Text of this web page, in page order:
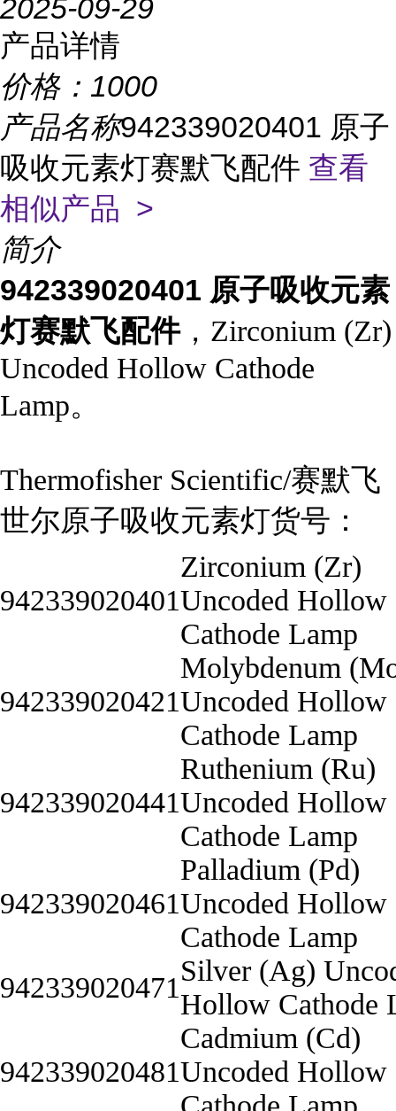
2025-09-29
产品详情
价格： 1000
产品名称942339020401 原子
吸收元素灯赛默飞配件 查看
相似产品 >
简介
942339020401 原子吸收元素
灯赛默飞配件，Zirconium (Zr)
Uncoded Hollow Cathode
Lamp。
Thermofisher Scientific/赛默飞
世尔原子吸收元素灯货号：
942339020401
Zirconium (Zr)
Uncoded Hollow
Cathode Lamp
942339020421
Molybdenum
Uncoded Hollow
Cathode Lamp
942339020441
Ruthenium (Ru)
Uncoded Hollow
Cathode Lamp
942339020461
Palladium (Pd)
Uncoded Hollow
Cathode Lamp
942339020471
Silver (Ag)
Hollow Cathode
942339020481
Cadmium (Cd)
Uncoded Hollow